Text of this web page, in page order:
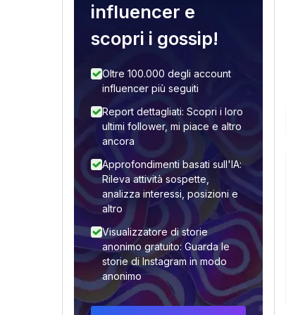
influencer e
scopri i gossip!
Oltre 100.000 degli account
influencer più seguiti
Report dettagliati: Scopri i loro
ultimi follower, mi piace e altro
ancora
Approfondimenti basati sull'IA:
Rileva attività sospette,
analizza interessi, posizioni e
altro
Visualizzatore di storie
anonimo gratuito: Guarda le
storie di Instagram in modo
anonimo